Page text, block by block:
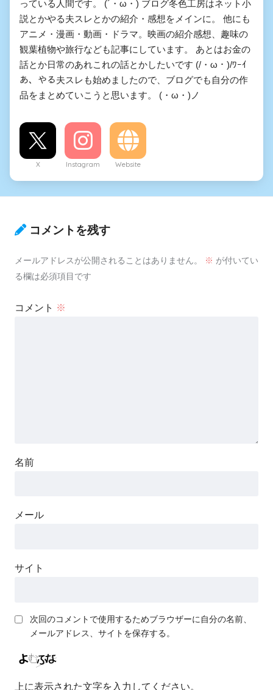
っている人間です。 (´・ω・) ブログ冬色工房はネット小
説とかやる夫スレとかの紹介・感想をメインに。 他にも
アニメ・漫画・動画・ドラマ。映画の紹介感想、趣味の
観葉植物や旅行なども記事にしています。 あとはお金の
話とか日常のあれこれの話とかしたいです (/・ω・)/ﾜｰｲ
あ、やる夫スレも始めましたので、ブログでも自分の作
品をまとめていこうと思います。 (・ω・)ノ
X Instagram Website
コメントを残す
メールアドレスが公開されることはありません。 ※ が付いてい
る欄は必須項目です
コメント ※
名前
メール
サイト
次回のコメントで使用するためブラウザーに自分の名前、
メールアドレス、サイトを保存する。
上に表示された文字を入力してください。